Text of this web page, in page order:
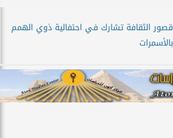
قصور الثقافة تشارك في احتفالية ذوي الهمم
بالأسمرات